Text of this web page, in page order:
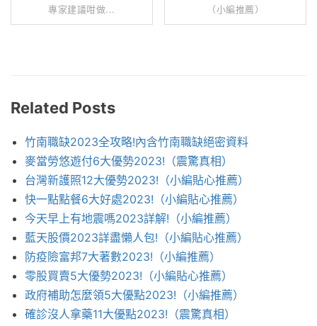
專家建議咁做...
（小編推薦）
Related Posts
竹南職缺2023全攻略!內含竹南職缺絕密資料
麥當勞悠遊付6大優勢2023!（震驚真相）
台灣新護照12大優勢2023!（小編貼心推薦）
快一點點餐6大好處2023!（小編貼心推薦）
今天早上有地震嗎2023詳解!（小編推薦）
藍天股價2023詳盡懶人包!（小編貼心推薦）
防疫險富邦7大著數2023!（小編推薦）
零股買賣5大優勢2023!（小編貼心推薦）
政府補助怎麼領5大優點2023!（小編推薦）
確診沒人拿藥11大優點2023!（震驚真相）